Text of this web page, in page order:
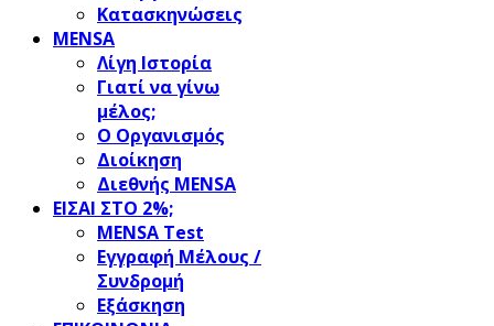
Κατασκηνώσεις
MENSA
Λίγη Ιστορία
Γιατί να γίνω
μέλος;
Ο Οργανισμός
Διοίκηση
Διεθνής MENSA
ΕΙΣΑΙ ΣΤΟ 2%;
ΜΕΝSΑ Test
Εγγραφή Μέλους /
Συνδρομή
Εξάσκηση